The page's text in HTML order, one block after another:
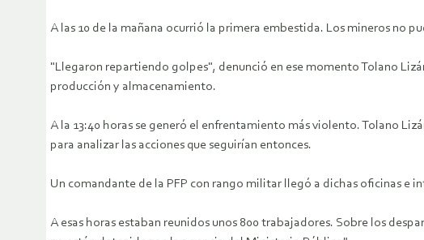
A las 10 de la mañana ocurrió la primera embestida. Los mineros no
"Llegaron repartiendo golpes", denunció en ese momento Tolano
producción y almacenamiento.
A la 13:40 horas se generó el enfrentamiento más violento. Tolano
para analizar las acciones que seguirían entonces.
Un comandante de la PFP con rango militar llegó a dichas oficinas
A esas horas estaban reunidos unos 800 trabajadores. Sobre los